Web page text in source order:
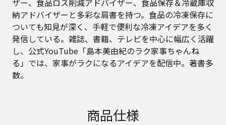
ザー、食品ロス削減アドバイザー、食品保存＆冷蔵庫収
納アドバイザーと多彩な肩書を持つ。食品の冷凍保存に
ついても知見が深く、手軽で便利な冷凍アイデアを多く
発信している。雑誌、書籍、テレビを中心に幅広く活躍
し、公式YouTube「島本美由紀のラク家事ちゃんね
る」では、家事がラクになるアイデアを配信中。著書多
数。
商品仕様